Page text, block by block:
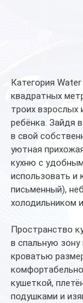
Категория
квадратных
троих взрослых
ребёнка. Зайдя
в свой
уютная
кухню с
использовать и
письменный),
холодильником
Пространство
в спальную
кроватью
кушеткой,
подушками и